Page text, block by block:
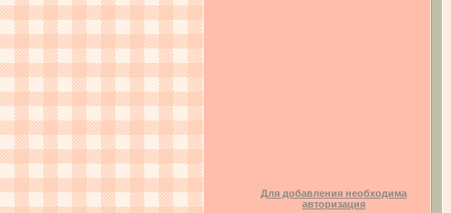
Для добавления необходима
авторизация